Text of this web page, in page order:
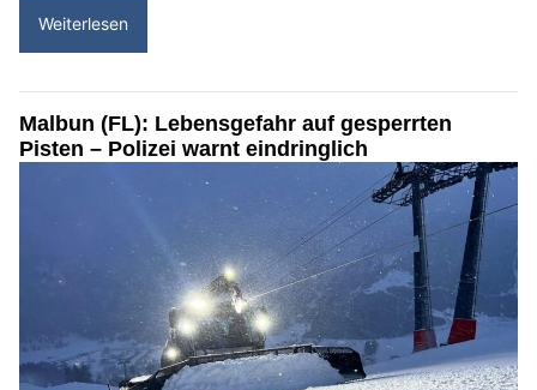
Weiterlesen
Malbun (FL): Lebensgefahr auf gesperrten
Pisten – Polizei warnt eindringlich